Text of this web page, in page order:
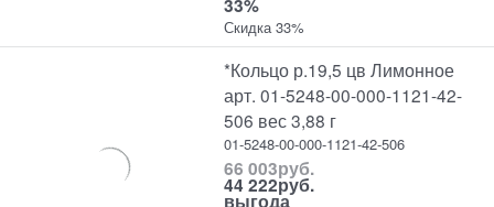
Скидка 33%
*Кольцо р.19,5 цв Лимонное
арт. 01-5248-00-000-1121-42-
506 вес 3,88 г
01-5248-00-000-1121-42-506
66 003руб.
44 222руб.
выгода